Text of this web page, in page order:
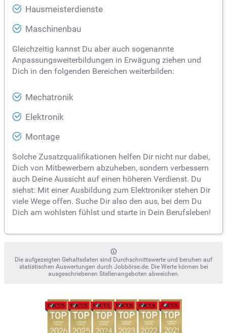
Hausmeisterdienste
Maschinenbau
Gleichzeitig kannst Du aber auch sogenannte
Anpassungsweiterbildungen in Erwägung ziehen und
Dich in den folgenden Bereichen weiterbilden:
Mechatronik
Elektronik
Montage
Solche Zusatzqualifikationen helfen Dir nicht nur dabei,
Dich von Mitbewerbern abzuheben, sondern verbessern
auch Deine Aussicht auf einen höheren Verdienst. Du
siehst: Mit einer Ausbildung zum Elektroniker stehen Dir
viele Wege offen. Suche Dir also den aus, bei dem Du
Dich am wohlsten fühlst und starte in Dein Berufsleben!
Die aufgezeigten Gehaltsdaten sind Durchschnittswerte und beruhen auf
statistischen Auswertungen durch Jobbörse.de. Die Werte können bei
ausgeschriebenen Stellenangeboten abweichen.